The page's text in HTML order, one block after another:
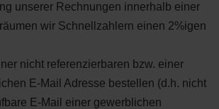
unserer Rechnungen innerhalb einer
wir Schnellzahlern einen 2%igen
nicht referenzierbaren bzw. einer
E-Mail Adresse bestellen (d.h. nicht
E-Mail einer gewerblichen